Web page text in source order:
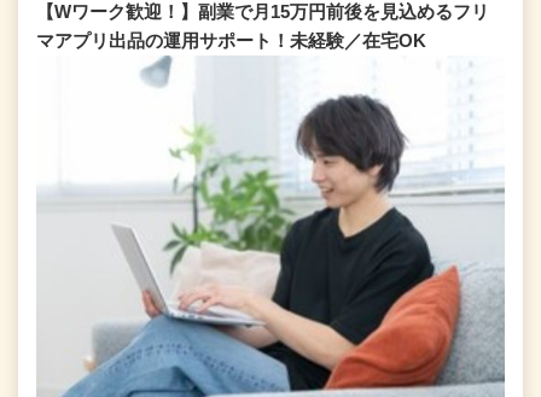
【Wワーク歓迎！】副業で月15万円前後を見込めるフリ
マアプリ出品の運用サポート！未経験／在宅OK